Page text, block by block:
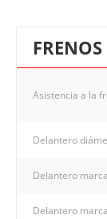
FRENOS
Asistencia a la
Delantero
Delantero
Delantero